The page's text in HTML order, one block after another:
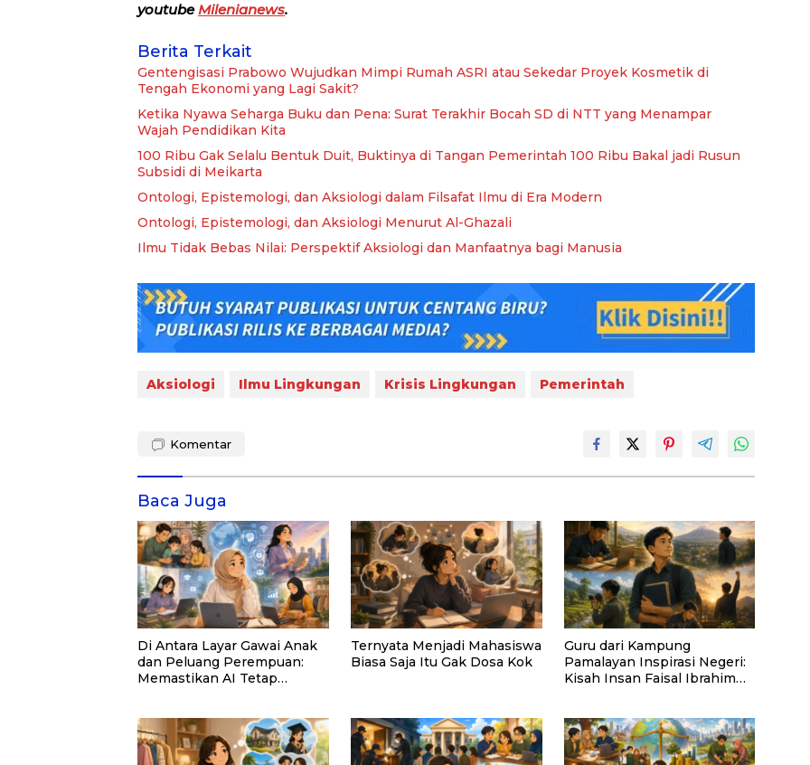
youtubeMilenianews.
Berita Terkait
Gentengisasi Prabowo Wujudkan Mimpi Rumah ASRI atau Sekedar Proyek Kosmetik di
Tengah Ekonomi yang Lagi Sakit?
Ketika Nyawa Seharga Buku dan Pena: Surat Terakhir Bocah SD di NTT yang Menampar
Wajah Pendidikan Kita
100 Ribu Gak Selalu Bentuk Duit, Buktinya di Tangan Pemerintah 100 Ribu Bakal jadi Rusun
Subsidi di Meikarta
Ontologi, Epistemologi, dan Aksiologi dalam Filsafat Ilmu di Era Modern
Ontologi, Epistemologi, dan Aksiologi Menurut Al-Ghazali
Ilmu Tidak Bebas Nilai: Perspektif Aksiologi dan Manfaatnya bagi Manusia
Aksiologi Ilmu Lingkungan Krisis Lingkungan Pemerintah
Komentar
Baca Juga
Di Antara Layar Gawai Anak
dan Peluang Perempuan:
Memastikan AI Tetap
Ternyata Menjadi Mahasiswa
Biasa Saja Itu Gak Dosa Kok
Guru dari Kampung
Pamalayan Inspirasi Negeri:
Kisah Insan Faisal Ibrahim
Negeri”